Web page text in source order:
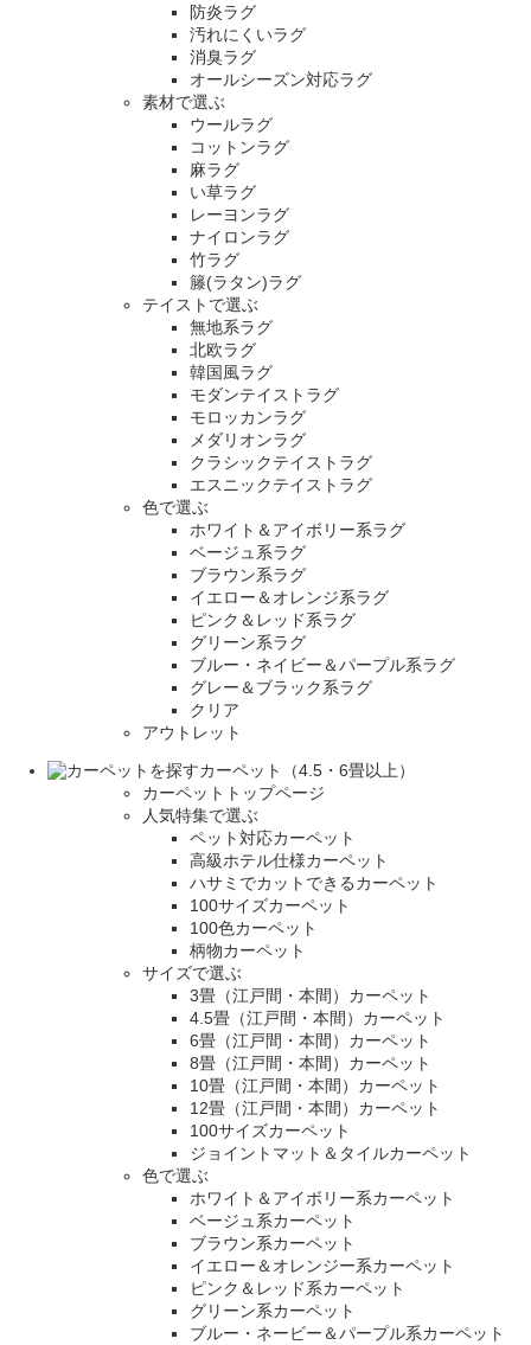
防炎ラグ
汚れにくいラグ
消臭ラグ
オールシーズン対応ラグ
素材で選ぶ
ウールラグ
コットンラグ
麻ラグ
い草ラグ
レーヨンラグ
ナイロンラグ
竹ラグ
籐(ラタン)ラグ
テイストで選ぶ
無地系ラグ
北欧ラグ
韓国風ラグ
モダンテイストラグ
モロッカンラグ
メダリオンラグ
クラシックテイストラグ
エスニックテイストラグ
色で選ぶ
ホワイト＆アイボリー系ラグ
ベージュ系ラグ
ブラウン系ラグ
イエロー＆オレンジ系ラグ
ピンク＆レッド系ラグ
グリーン系ラグ
ブルー・ネイビー＆パープル系ラグ
グレー＆ブラック系ラグ
クリア
アウトレット
カーペット（4.5・6畳以上）
カーペットトップページ
人気特集で選ぶ
ペット対応カーペット
高級ホテル仕様カーペット
ハサミでカットできるカーペット
100サイズカーペット
100色カーペット
柄物カーペット
サイズで選ぶ
3畳（江戸間・本間）カーペット
4.5畳（江戸間・本間）カーペット
6畳（江戸間・本間）カーペット
8畳（江戸間・本間）カーペット
10畳（江戸間・本間）カーペット
12畳（江戸間・本間）カーペット
100サイズカーペット
ジョイントマット＆タイルカーペット
色で選ぶ
ホワイト＆アイボリー系カーペット
ベージュ系カーペット
ブラウン系カーペット
イエロー＆オレンジー系カーペット
ピンク＆レッド系カーペット
グリーン系カーペット
ブルー・ネービー＆パープル系カーペット